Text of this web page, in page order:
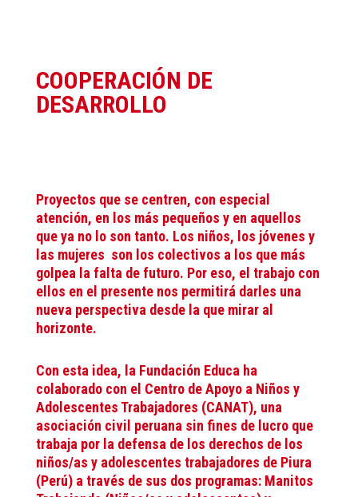
COOPERACIÓN DE
DESARROLLO
Proyectos que se centren, con especial
atención, en los más pequeños y en aquellos
que ya no lo son tanto. Los niños, los jóvenes y
las mujeres son los colectivos a los que más
golpea la falta de futuro. Por eso, el trabajo con
ellos en el presente nos permitirá darles una
nueva perspectiva desde la que mirar al
horizonte.
Con esta idea, la Fundación Educa ha
colaborado con el Centro de Apoyo a Niños y
Adolescentes Trabajadores (CANAT), una
asociación civil peruana sin fines de lucro que
trabaja por la defensa de los derechos de los
niños/as y adolescentes trabajadores de Piura
(Perú) a través de sus dos programas: Manitos